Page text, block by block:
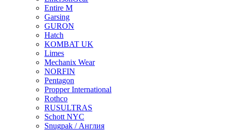
Entire M
Garsing
GURON
Hatch
KOMBAT UK
Limes
Mechanix Wear
NORFIN
Pentagon
Propper International
Rothco
RUSULTRAS
Schott NYC
Snugpak / Англия